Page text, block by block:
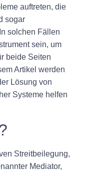
auftreten, die
sogar
solchen Fällen
sein, um
beide Seiten
Artikel werden
Lösung von
Systeme helfen
Streitbeilegung,
Mediator,